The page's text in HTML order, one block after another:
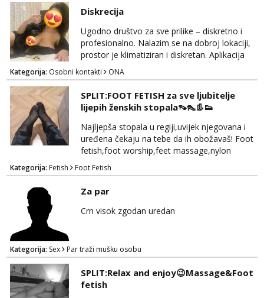
Diskrecija
Ugodno društvo za sve prilike – diskretno i
profesionalno. Nalazim se na dobroj lokaciji,
prostor je klimatiziran i diskretan. Aplikacija
what sapp 0957660399.
Kategorija: Osobni kontakti ONA
SPLIT:FOOT FETISH za sve ljubitelje
lijepih ženskih stopala👡👠👢👟
Najljepša stopala u regiji,uvijek njegovana i
uređena čekaju na tebe da ih obožavaš! Foot
fetish,foot worship,feet massage,nylon
fetish,trampling... Ponedjeljak-subota:15-
20.30h. Samo za istinske obožavatelje ovog
fetisha,isključivo POZIV. Sex i sl.ISKLJUČENO!
Kategorija: Fetish Foot Fetish
Za par
Crn visok zgodan uredan
Kategorija: Sex Par traži mušku osobu
SPLIT:Relax and enjoy😉Massage&Foot
fetish